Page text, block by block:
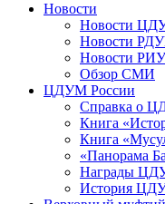
Новости
Новости
Новости
Новости
Обзор СМИ
ЦДУМ России
Справка о
Книга
Книга
«Панорама
Награды
История